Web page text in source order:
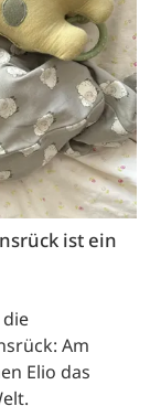
ist ein
Am
Elio das